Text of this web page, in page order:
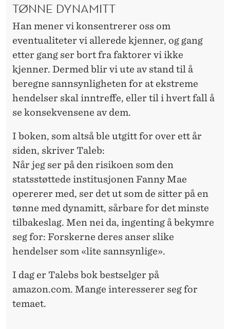
TØNNE DYNAMITT
Han mener vi konsentrerer oss om
eventualiteter vi allerede kjenner, og gang
etter gang ser bort fra faktorer vi ikke
kjenner. Dermed blir vi ute av stand til å
beregne sannsynligheten for at ekstreme
hendelser skal inntreffe, eller til i hvert fall å
se konsekvensene av dem.
I boken, som altså ble utgitt for over ett år
siden, skriver Taleb:
Når jeg ser på den risikoen som den
statsstøttede institusjonen Fanny Mae
opererer med, ser det ut som de sitter på en
tønne med dynamitt, sårbare for det minste
tilbakeslag. Men nei da, ingenting å bekymre
seg for: Forskerne deres anser slike
hendelser som «lite sannsynlige».
I dag er Talebs bok bestselger på
amazon.com. Mange interesserer seg for
temaet.